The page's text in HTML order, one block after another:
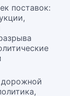
поставок:
дорожной